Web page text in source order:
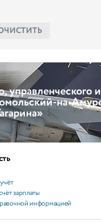
управленческого и
на-
зарплаты
информацией